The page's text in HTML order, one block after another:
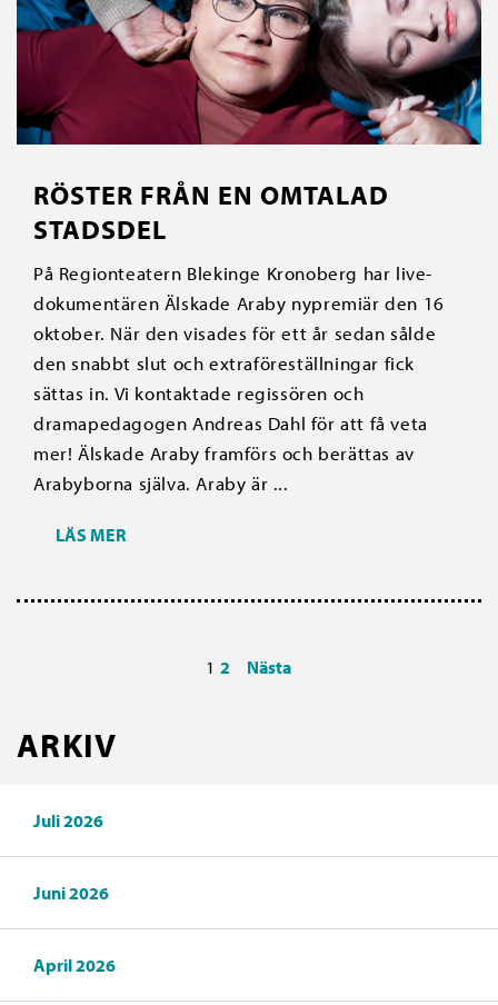
RÖSTER FRÅN EN OMTALAD
STADSDEL
På Regionteatern Blekinge Kronoberg har live-
dokumentären Älskade Araby nypremiär den 16
oktober. När den visades för ett år sedan sålde
den snabbt slut och extraföreställningar fick
sättas in. Vi kontaktade regissören och
dramapedagogen Andreas Dahl för att få veta
mer! Älskade Araby framförs och berättas av
Arabyborna själva. Araby är ...
LÄS MER
1 2 Nästa
ARKIV
Juli 2026
Juni 2026
April 2026